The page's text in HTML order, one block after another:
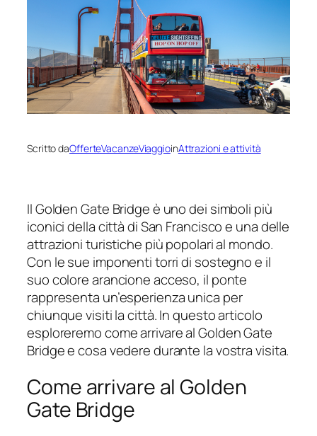
Scritto daOfferteVacanzeViaggioinAttrazioni e attività
Il Golden Gate Bridge è uno dei simboli più
iconici della città di San Francisco e una delle
attrazioni turistiche più popolari al mondo.
Con le sue imponenti torri di sostegno e il
suo colore arancione acceso, il ponte
rappresenta un’esperienza unica per
chiunque visiti la città. In questo articolo
esploreremo come arrivare al Golden Gate
Bridge e cosa vedere durante la vostra visita.
Come arrivare al Golden
Gate Bridge